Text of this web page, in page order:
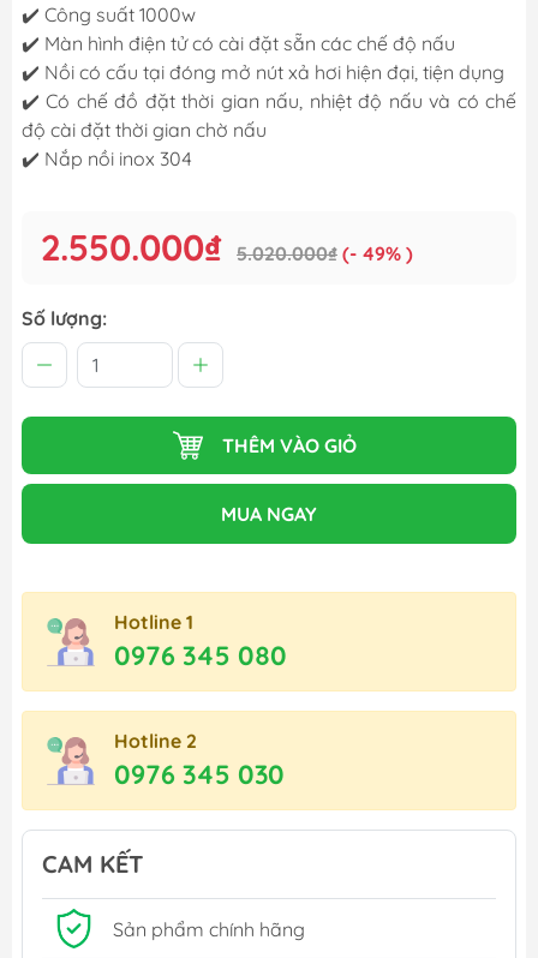
✔️ Công suất 1000w
✔️ Màn hình điện tử có cài đặt sẵn các chế độ nấu
✔️ Nồi có cấu tại đóng mở nút xả hơi hiện đại, tiện dụng
✔️ Có chế đồ đặt thời gian nấu, nhiệt độ nấu và có chế
độ cài đặt thời gian chờ nấu
✔️ Nắp nồi inox 304
2.550.000₫ 5.020.000₫ (- 49% )
Số lượng:
THÊM VÀO GIỎ
MUA NGAY
Hotline 1
0976 345 080
Hotline 2
0976 345 030
CAM KẾT
Sản phẩm chính hãng